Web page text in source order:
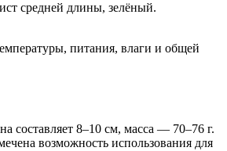
средней длины, зелёный.
питания, влаги и общей
составляет 8–10 см, масса — 70–76 г.
возможность использования для